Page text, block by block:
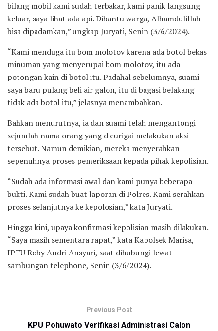
bilang mobil kami sudah terbakar, kami panik langsung
keluar, saya lihat ada api. Dibantu warga, Alhamdulillah
bisa dipadamkan,” ungkap Juryati, Senin (3/6/2024).
“Kami menduga itu bom molotov karena ada botol bekas
minuman yang menyerupai bom molotov, itu ada
potongan kain di botol itu. Padahal sebelumnya, suami
saya baru pulang beli air galon, itu di bagasi belakang
tidak ada botol itu,” jelasnya menambahkan.
Bahkan menurutnya, ia dan suami telah mengantongi
sejumlah nama orang yang dicurigai melakukan aksi
tersebut. Namun demikian, mereka menyerahkan
sepenuhnya proses pemeriksaan kepada pihak kepolisian.
“Sudah ada informasi awal dan kami punya beberapa
bukti. Kami sudah buat laporan di Polres. Kami serahkan
proses selanjutnya ke kepolosian,” kata Juryati.
Hingga kini, upaya konfirmasi kepolisian masih dilakukan.
“Saya masih sementara rapat,” kata Kapolsek Marisa,
IPTU Roby Andri Ansyari, saat dihubungi lewat
sambungan telephone, Senin (3/6/2024).
Previous Post
KPU Pohuwato Verifikasi Administrasi Calon